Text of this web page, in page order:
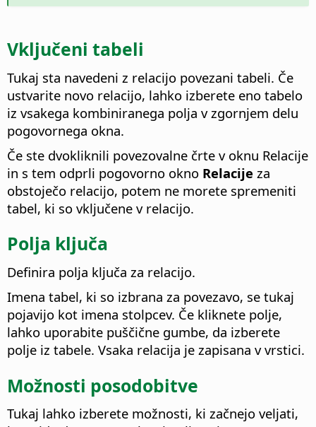
Vključeni tabeli
Tukaj sta navedeni z relacijo povezani tabeli. Če
ustvarite novo relacijo, lahko izberete eno tabelo
iz vsakega kombiniranega polja v zgornjem delu
pogovornega okna.
Če ste dvokliknili povezovalne črte v oknu Relacije
in s tem odprli pogovorno okno Relacije za
obstoječo relacijo, potem ne morete spremeniti
tabel, ki so vključene v relacijo.
Polja ključa
Definira polja ključa za relacijo.
Imena tabel, ki so izbrana za povezavo, se tukaj
pojavijo kot imena stolpcev. Če kliknete polje,
lahko uporabite puščične gumbe, da izberete
polje iz tabele. Vsaka relacija je zapisana v vrstici.
Možnosti posodobitve
Tukaj lahko izberete možnosti, ki začnejo veljati,